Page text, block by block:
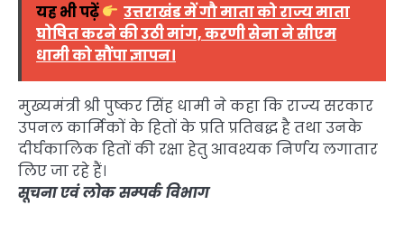
यह भी पढ़ें
उत्तराखंड में गौ माता को राज्य माता
घोषित करने की उठी मांग, करणी सेना ने सीएम
धामी को सौंपा ज्ञापन।
मुख्यमंत्री श्री पुष्कर सिंह धामी ने कहा कि राज्य सरकार
उपनल कार्मिकों के हितों के प्रति प्रतिबद्ध है तथा उनके
दीर्घकालिक हितों की रक्षा हेतु आवश्यक निर्णय लगातार
लिए जा रहे हैं।
सूचना एवं लोक सम्पर्क विभाग